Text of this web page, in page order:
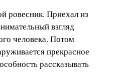
ровесник. Приехал из
взгляд
человека. Потом
прекрасное
рассказывать